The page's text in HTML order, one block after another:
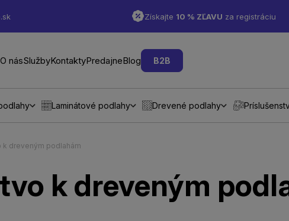
Získajte 10 % ZĽAVU za registráciu
O násSlužbyKontaktyPredajneBlog B2B
Laminátové podlahy Drevené podlahy
k dreveným podlahám
k dreveným